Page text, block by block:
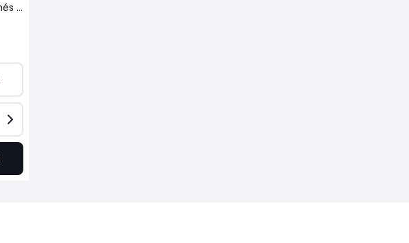
Matelas 580 ressorts ensachés ferme, Destination